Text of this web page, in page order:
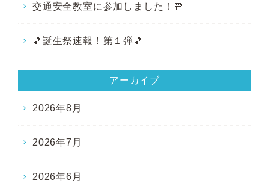
交通安全教室に参加しました！🚥
🎵誕生祭速報！第１弾🎵
アーカイブ
2026年8月
2026年7月
2026年6月